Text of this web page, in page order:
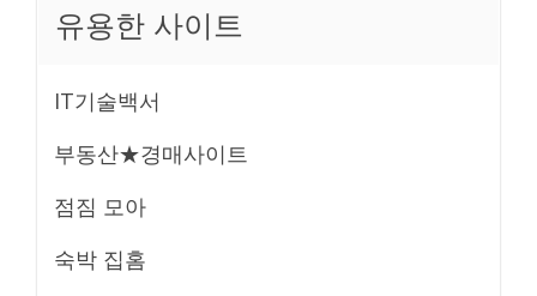
유용한 사이트
IT기술백서
부동산★경매사이트
점짐 모아
숙박 집홈